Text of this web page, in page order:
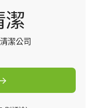
潔
潔公司